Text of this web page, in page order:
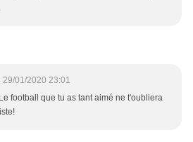
29/01/2020 23:01
football que tu as tant aimé ne t'oubliera